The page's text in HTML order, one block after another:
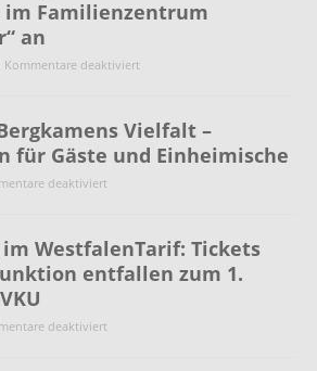
im Familienzentrum
an
Kommentare deaktiviert
Vielfalt –
für Gäste und Einheimische
deaktiviert
WestfalenTarif: Tickets
entfallen zum 1.
deaktiviert